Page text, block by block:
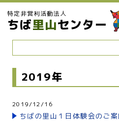
特定非営利活動法人
ちば里山センター
2019年
2019/12/16
ちばの里山１日体験会のご